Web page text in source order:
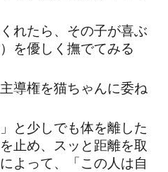
れたら、その子が喜ぶ
を優しく撫でてみる
導権を猫ちゃんに委ね
と少しでも体を離した
止め、スッと距離を取
よって、「この人は自